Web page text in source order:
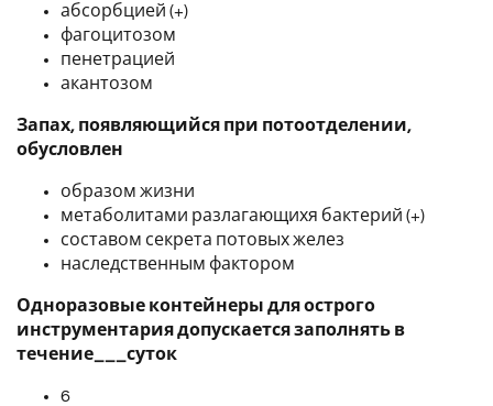
абсорбцией (+)
фагоцитозом
пенетрацией
акантозом
Запах, появляющийся при потоотделении,
обусловлен
образом жизни
метаболитами разлагающихя бактерий (+)
составом секрета потовых желез
наследственным фактором
Одноразовые контейнеры для острого
инструментария допускается заполнять в
течение___суток
6